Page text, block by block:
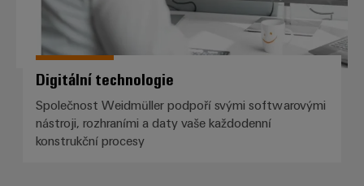
Digitální technologie
Společnost Weidmüller podpoří svými softwarovými
nástroji, rozhraními a daty vaše každodenní
konstrukční procesy